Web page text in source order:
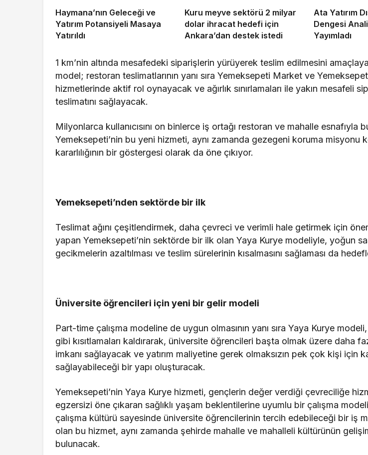
Haymana’nın Geleceği ve
Yatırım Potansiyeli Masaya
Yatırıldı
Kuru meyve sektörü 2 milyar
dolar ihracat hedefi için
Ankara’dan destek istedi
Ata Yatırım
Dengesi
Yayımladı
1 km’nin altında mesafedeki siparişlerin yürüyerek teslim edilmesini
model; restoran teslimatlarının yanı sıra Yemeksepeti Market ve
hizmetlerinde aktif rol oynayacak ve ağırlık sınırlamaları ile yakın mesafeli
teslimatını sağlayacak.
Milyonlarca kullanıcısını on binlerce iş ortağı restoran ve mahalle esnafıyla
Yemeksepeti’nin bu yeni hizmeti, aynı zamanda gezegeni koruma misyonu
kararlılığının bir göstergesi olarak da öne çıkıyor.
Yemeksepeti’nden sektörde bir ilk
Teslimat ağını çeşitlendirmek, daha çevreci ve verimli hale getirmek için
yapan Yemeksepeti’nin sektörde bir ilk olan Yaya Kurye modeliyle, yoğun
gecikmelerin azaltılması ve teslim sürelerinin kısalmasını sağlaması da
Üniversite öğrencileri için yeni bir gelir modeli
Part-time çalışma modeline de uygun olmasının yanı sıra Yaya Kurye
gibi kısıtlamaları kaldırarak, üniversite öğrencileri başta olmak üzere daha
imkanı sağlayacak ve yatırım maliyetine gerek olmaksızın pek çok kişi için
sağlayabileceği bir yapı oluşturacak.
Yemeksepeti’nin Yaya Kurye hizmeti, gençlerin değer verdiği çevreciliğe
egzersizi öne çıkaran sağlıklı yaşam beklentilerine uyumlu bir çalışma
çalışma kültürü sayesinde üniversite öğrencilerinin tercih edebileceği bir iş
olan bu hizmet, aynı zamanda şehirde mahalle ve mahalleli kültürünün
bulunacak.